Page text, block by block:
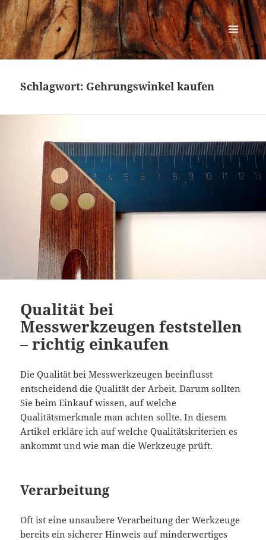
Urban Woodworking
MENÜ
UND
Schlagwort: Gehrungswinkel kaufen
Qualität bei
Messwerkzeugen feststellen
– richtig einkaufen
Die Qualität bei Messwerkzeugen beeinflusst
entscheidend die Qualität der Arbeit. Darum sollten
Sie beim Einkauf wissen, auf welche
Qualitätsmerkmale man achten sollte. In diesem
Artikel erkläre ich auf welche Qualitätskriterien es
ankommt und wie man die Werkzeuge prüft.
Verarbeitung
Oft ist eine unsaubere Verarbeitung der Werkzeuge
bereits ein sicherer Hinweis auf minderwertiges